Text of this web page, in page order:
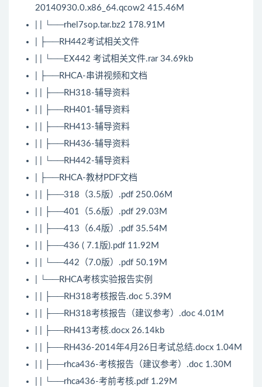
20140930.0.x86_64.qcow2 415.46M
| | └──rhel7sop.tar.bz2 178.91M
| ├──RH442考试相关文件
| | └──EX442 考试相关文件.rar 34.69kb
| ├──RHCA-串讲视频和文档
| | ├──RH318-辅导资料
| | ├──RH401-辅导资料
| | ├──RH413-辅导资料
| | ├──RH436-辅导资料
| | └──RH442-辅导资料
| ├──RHCA-教材PDF文档
| | ├──318（3.5版）.pdf 250.06M
| | ├──401（5.6版）.pdf 29.03M
| | ├──413（6.4版）.pdf 35.54M
| | ├──436 ( 7.1版).pdf 11.92M
| | └──442（7.0版）.pdf 50.19M
| └──RHCA考核实验报告实例
| | ├──RH318考核报告.doc 5.39M
| | ├──RH318考核报告（建议参考）.doc 4.01M
| | ├──RH413考核.docx 26.14kb
| | ├──RH436-2014年4月26日考试总结.docx 1.04M
| | ├──rhca436-考核报告（建议参考）.doc 1.30M
| | └──rhca436-考前考核.pdf 1.29M